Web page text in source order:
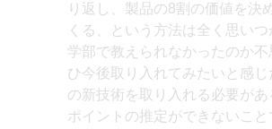
り返し、製品の8割の価値を決
くる、という方法は全く思い
学部で教えられなかったのか
ひ今後取り入れてみたいと感
の新技術を取り入れる必要が
ポイントの推定ができないこと